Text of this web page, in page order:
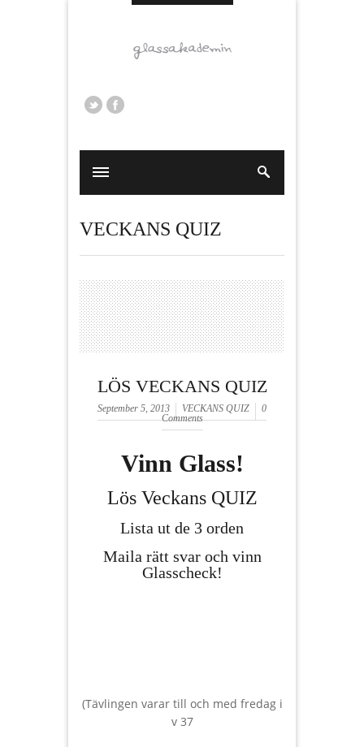
VECKANS QUIZ
LÖS VECKANS QUIZ
September 5, 2013 VECKANS QUIZ
0
Comments
Vinn Glass!
Lös Veckans QUIZ
Lista ut de 3 orden
Maila rätt svar och vinn
Glasscheck!
(Tävlingen varar till och med fredag i
v 37